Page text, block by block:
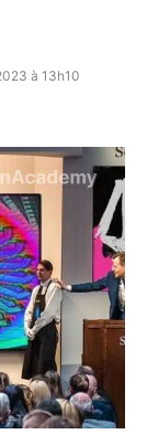
à 13h10